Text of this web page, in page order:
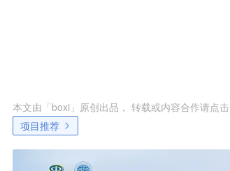
本文由「boxi 」原创出品， 转载或内容合作请点击
项目推荐